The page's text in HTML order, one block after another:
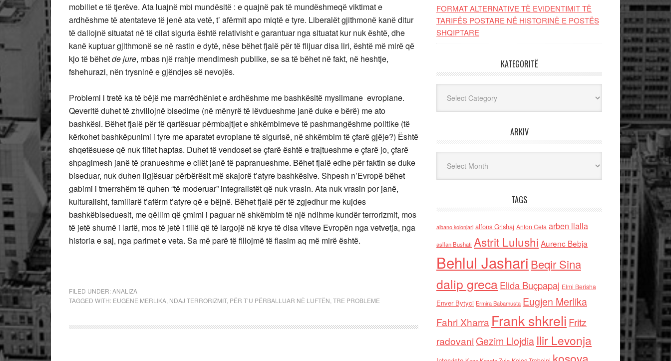
mobiliet e tё tjerёve. Ata luajnё mbi mundёsitё : e quajnё pak tё mundёshmeqё viktimat e
ardhёshme tё atentateve tё jenё ata vetё, t’ afёrmit apo miqtё e tyre. Liberalёt gjithmonё kanё ditur
tё dallojnё situatat nё tё cilat siguria ёshtё relativisht e garantuar nga situatat kur nuk ёshtё, dhe
kanё kuptuar gjithmonё se nё rastin e dytё, nёse bёhet fjalё pёr tё flijuar disa liri, ёshtё mё mirё qё
kjo tё bёhetde jure, mbas njё rrahje mendimesh publike, se sa tё bёhet nё fakt, nё heshtje,
fshehurazi, nёn trysninё e gjёndjes sё nevojёs.
Problemi i tretё ka tё bёjё me marrёdhёniet e ardhёshme me bashkёsitё myslimane evropiane.
Qeveritё duhet tё zhvillojnё bisedime (nё mёnyrё tё lёvdueshme janё duke e bёrё) me ato
bashkёsi. Bёhet fjalё pёr tё qartёsuar pёrmbajtjet e shkёmbimeve tё pashmangёshme politike (tё
kёrkohet bashkёpunimi i tyre me aparatet evropiane tё sigurisё, nё shkёmbim tё çfarё gjёje?) Ёshtё
shqetёsuese qё nuk flitet haptas. Duhet tё vendoset se çfarё ёshtё e trajtueshme e çfarё jo, çfarё
shpagimesh janё tё pranueshme e cilёt janё tё papranueshme. Bёhet fjalё edhe pёr faktin se duke
biseduar, nuk duhen ligjёsuar pёrbёrёsit mё skajorё t’atyre bashkёsive. Shpesh n’Evropё bёhet
gabimi i tmerrshёm tё quhen “tё moderuar” integralistёt qё nuk vrasin. Ata nuk vrasin por janё,
kulturalisht, familiarё t’afёrm t’atyre qё e bёjnё. Bёhet fjalё pёr tё zgjedhur me kujdes
bashkёbiseduesit, me qёllim qё çmimi i paguar nё shkёmbim tё njё ndihme kundёr terrorizmit, mos
tё jetё shumё i lartё, mos tё jetё i tillё qё tё largojё nё krye tё disa viteve Evropёn nga vetvetja, nga
historia e saj, nga parimet e veta. Sa mё parё tё fillojmё tё flasim aq mё mirё ёshtё.
FILED UNDER:ANALIZA
TAGGED WITH: EUGENE MERLIKA NDAJ TERRORIZMIT, PЁR T’U PЁRBALLUAR NЁ LUFTЁN TRE PROBLEME
FORMAT ALTERNATIVE TË EVIDENTIMIT TË
TARIFËS POSTARE NË HISTORINË E POSTËS
SHQIPTARE
KATEGORITË
ARKIV
TAGS
albano kolonjari alfons Grishaj Anton Cefa arben llalla
asllan Bushati Astrit Lulushi Aurenc Bebja
Behlul Jashari Beqir Sina
dalip grecaElida Buçpapaj Elmi Berisha
Enver Bytyci Ermira Babamusta Eugjen Merlika
Fahri Xharra Frank shkreli Fritz
radovaniGezim Llojdia Ilir Levonja